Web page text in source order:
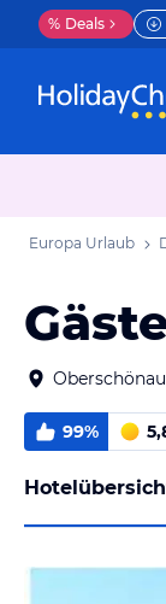
% Deals
Europa Urlaub
99%